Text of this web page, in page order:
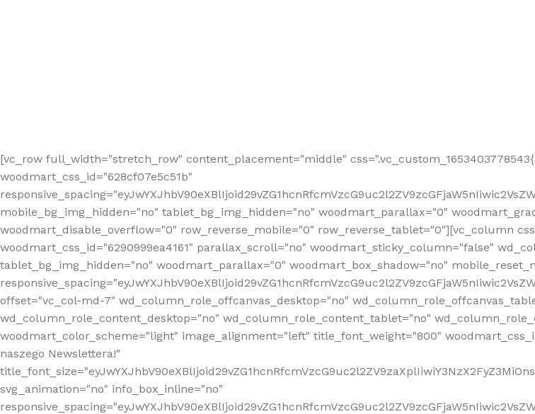
[vc_row full_width="stretch_row" content_placement="middle"
woodmart_css_id="628cf07e5c51b"
mobile_bg_img_hidden="no" tablet_bg_img_hidden="no" woodmart_parallax="0"
woodmart_disable_overflow="0" row_reverse_mobile="0" row_reverse_tablet="0"][vc_column
woodmart_css_id="6290999ea4161" parallax_scroll="no" woodmart_sticky_column="false"
tablet_bg_img_hidden="no" woodmart_parallax="0" woodmart_box_shadow="no"
offset="vc_col-md-7" wd_column_role_offcanvas_desktop="no"
wd_column_role_content_desktop="no" wd_column_role_content_tablet="no"
woodmart_color_scheme="light" image_alignment="left" title_font_weight="800"
naszego Newslettera!"
svg_animation="no" info_box_inline="no"